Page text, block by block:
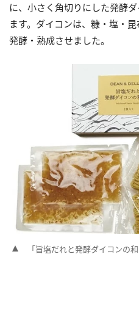
に、小さく角切りにした発酵
ます。ダイコンは、糠・塩・
発酵・熟成させました。
「旨塩だれと発酵ダイコンの和